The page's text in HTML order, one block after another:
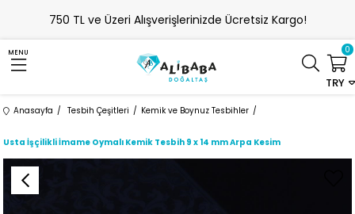
750 TL ve Üzeri Alışverişlerinizde Ücretsiz Kargo!
MENU
TRY
0
Anasayfa Tesbih Çeşitleri Kemik ve Boynuz Tesbihler
Usta İşçilikli İmame Oymalı Kemik Tesbih 9 x 14 mm Arpa Kesim